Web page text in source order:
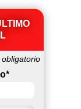
*